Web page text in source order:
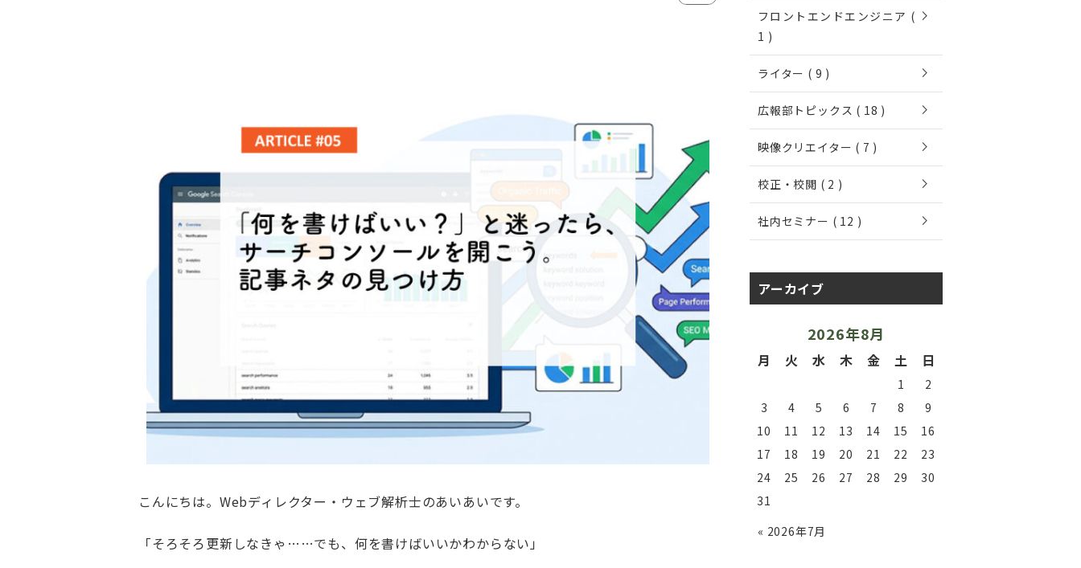
こんにちは。Webディレクター・ウェブ解析士のあいあいです。
「そろそろ更新しなきゃ……でも、何を書けばいいかわからない」
フロントエンドエンジニア (
1 )
chevron_right
ライター ( 9 ) chevron_right
広報部トピックス ( 18 ) chevron_right
映像クリエイター ( 7 ) chevron_right
校正・校閲 ( 2 ) chevron_right
社内セミナー ( 12 ) chevron_right
アーカイブ
2026年8月
月 火 水 木 金 土 日
1
2
3
4 5 6 7 8
9
10
11 12 13 14 15
16
17
18 19 20 21 22
23
24
25 26 27 28 29
30
31
« 2026年7月